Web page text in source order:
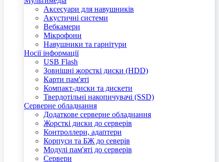
Аксесуари для навушників
Акустичні системи
Вебкамери
Мікрофони
Навушники та гарнітури
Носії інформації
USB Flash
Зовнішні жорсткі диски (HDD)
Карти пам'яті
Компакт-диски та дискети
Твердотільні накопичувачі (SSD)
Серверне обладнання
Додаткове серверне обладнання
Жорсткі диски до серверів
Контроллери, адаптери
Корпуси та БЖ до северів
Модулі пам'яті до серверів
Сервери